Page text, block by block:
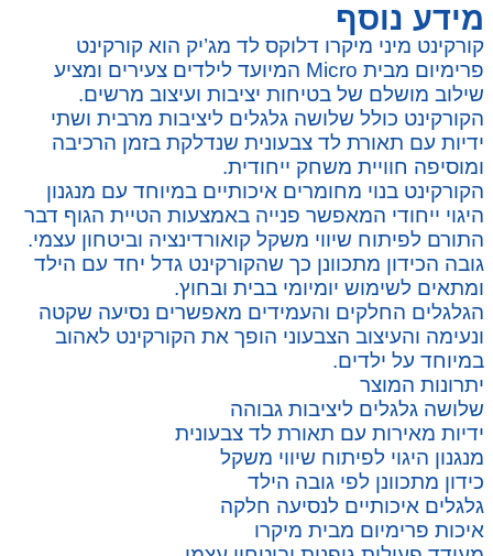
מידע נוסף
קורקינט מיני מיקרו דלוקס לד מג’יק הוא קורקינט
פרימיום מבית Micro המיועד לילדים צעירים ומציע
שילוב מושלם של בטיחות יציבות ועיצוב מרשים.
הקורקינט כולל שלושה גלגלים ליציבות מרבית ושתי
ידיות עם תאורת לד צבעונית שנדלקת בזמן הרכיבה
ומוסיפה חוויית משחק ייחודית.
הקורקינט בנוי מחומרים איכותיים במיוחד עם מנגנון
היגוי ייחודי המאפשר פנייה באמצעות הטיית הגוף דבר
התורם לפיתוח שיווי משקל קואורדינציה וביטחון עצמי.
גובה הכידון מתכוונן כך שהקורקינט גדל יחד עם הילד
ומתאים לשימוש יומיומי בבית ובחוץ.
הגלגלים החלקים והעמידים מאפשרים נסיעה שקטה
ונעימה והעיצוב הצבעוני הופך את הקורקינט לאהוב
במיוחד על ילדים.
יתרונות המוצר
שלושה גלגלים ליציבות גבוהה
ידיות מאירות עם תאורת לד צבעונית
מנגנון היגוי לפיתוח שיווי משקל
כידון מתכוונן לפי גובה הילד
גלגלים איכותיים לנסיעה חלקה
איכות פרימיום מבית מיקרו